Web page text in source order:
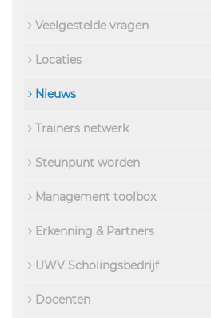
Veelgestelde vragen
Locaties
Nieuws
Trainers netwerk
Steunpunt worden
Management toolbox
Erkenning & Partners
UWV Scholingsbedrijf
Docenten